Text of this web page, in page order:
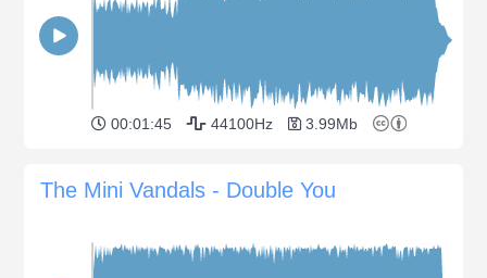
00:01:45 44100Hz 3.99Mb
The Mini Vandals - Double You